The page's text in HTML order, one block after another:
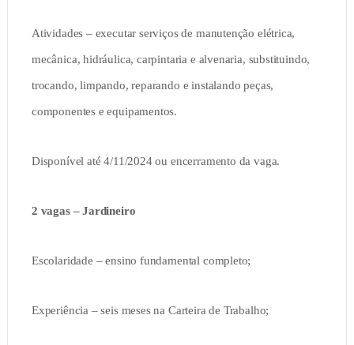
Atividades – executar serviços de manutenção elétrica,
mecânica, hidráulica, carpintaria e alvenaria, substituindo,
trocando, limpando, reparando e instalando peças,
componentes e equipamentos.
Disponível até 4/11/2024 ou encerramento da vaga.
2 vagas – Jardineiro
Escolaridade – ensino fundamental completo;
Experiência – seis meses na Carteira de Trabalho;